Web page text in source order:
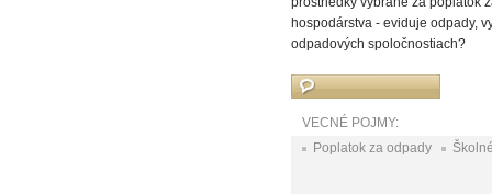
hospodárstva - eviduje odpady,
odpadových spoločnostiach?
VECNÉ POJMY:
Poplatok za odpady